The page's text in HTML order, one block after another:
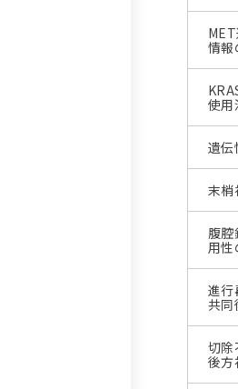
情報
使用
遺伝
末梢
腹
用性
進
共同
切除
後方